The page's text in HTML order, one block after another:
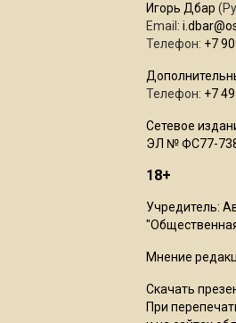
Игорь Дбар
Email:
Телефон: +7
Телефон: +7
Сетевое
ЭЛ № ФС77-
18+
Учредитель:
Мнение
Скачать
При